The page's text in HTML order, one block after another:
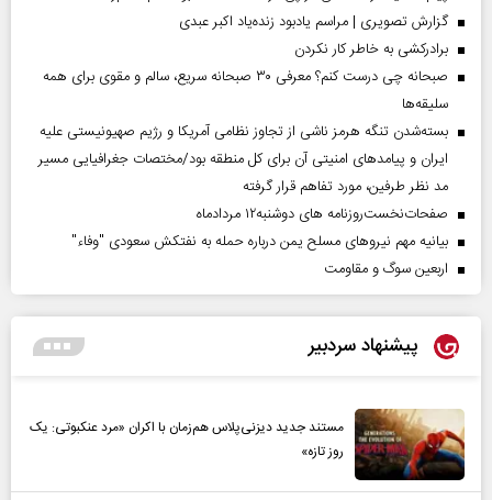
گزارش تصویری | مراسم یادبود زنده‌یاد اکبر عبدی
برادرکشی به خاطر کار نکردن
صبحانه چی درست کنم؟ معرفی ۳۰ صبحانه سریع، سالم و مقوی برای همه
سلیقه‌ها
بسته‌شدن تنگه هرمز ناشی از تجاوز نظامی آمریکا و رژیم صهیونیستی علیه
ایران و پیامد‌های امنیتی آن برای کل منطقه بود/مختصات جغرافیایی مسیر
مد نظر طرفین، مورد تفاهم قرار گرفته
صفحات‌نخست‌روزنامه ها‌ی دوشنبه‌۱۲ مردادماه
بیانیه مهم نیروهای مسلح یمن درباره حمله به نفتکش سعودی "وفاء"
اربعین سوگ و مقاومت
پیشنهاد سردبیر
مستند جدید دیزنی‌پلاس هم‌زمان با اکران «مرد عنکبوتی: یک
روز تازه»